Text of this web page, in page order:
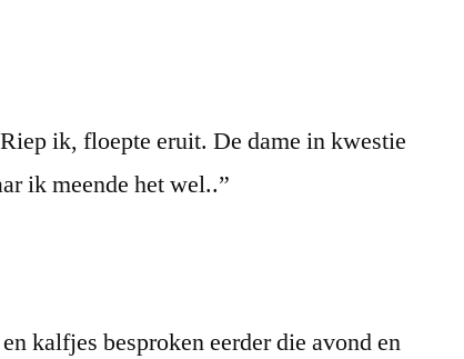
ik, floepte eruit. De dame in kwestie
ik meende het wel..”
kalfjes besproken eerder die avond en